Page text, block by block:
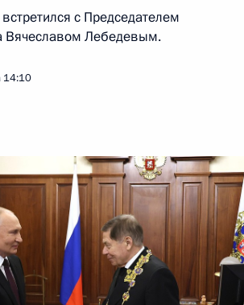
с Председателем
Вячеславом Лебедевым.
14:10